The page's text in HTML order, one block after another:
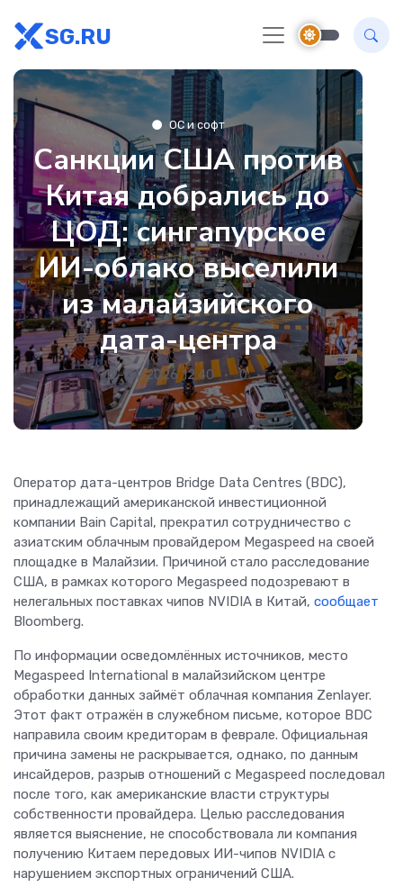
SG.RU
ОС и софт
Санкции США против
Китая добрались до
ЦОД: сингапурское
ИИ-облако выселили
из малайзийского
дата-центра
12-04-2026 12:40 0
Оператор дата-центров Bridge Data Centres (BDC),
принадлежащий американской инвестиционной
компании Bain Capital, прекратил сотрудничество с
азиатским облачным провайдером Megaspeed на своей
площадке в Малайзии. Причиной стало расследование
США, в рамках которого Megaspeed подозревают в
нелегальных поставках чипов NVIDIA в Китай, сообщает
Bloomberg.
По информации осведомлённых источников, место
Megaspeed International в малайзийском центре
обработки данных займёт облачная компания Zenlayer.
Этот факт отражён в служебном письме, которое BDC
направила своим кредиторам в феврале. Официальная
причина замены не раскрывается, однако, по данным
инсайдеров, разрыв отношений с Megaspeed последовал
после того, как американские власти структуры
собственности провайдера. Целью расследования
является выяснение, не способствовала ли компания
получению Китаем передовых ИИ-чипов NVIDIA с
нарушением экспортных ограничений США.